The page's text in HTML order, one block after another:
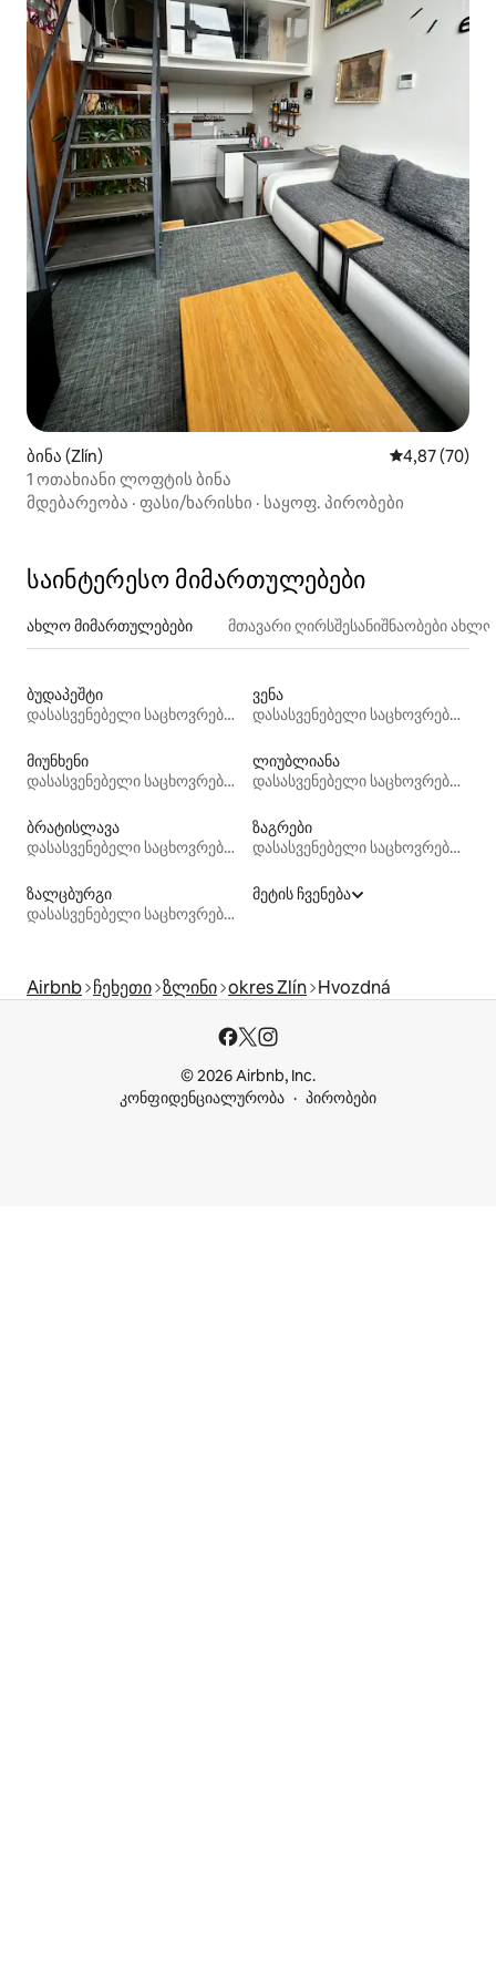
ბინა (Zlín) საშუალო
4,87 (70)
1 ოთახიანი ლოფტის ბინა
მდებარეობა · ფასი/ხარისხი · საყოფ. პირობები
საინტერესო მიმართულებები
ახლო მიმართულებები მთავარი ღირსშესანიშნაობები
ბუდაპეშტი
დასასვენებელი საცხოვრებლები
ვენა
დასასვენებელი საცხოვრებლები
მიუნხენი
დასასვენებელი საცხოვრებლები
ლიუბლიანა
დასასვენებელი საცხოვრებლები
ბრატისლავა
დასასვენებელი საცხოვრებლები
ზაგრები
დასასვენებელი საცხოვრებლები
ზალცბურგი
დასასვენებელი საცხოვრებლები
მეტის ჩვენება
Airbnb ჩეხეთი ზლინი okres Zlín Hvozdná
© 2026 Airbnb, Inc.
კონფიდენციალურობა
პირობები